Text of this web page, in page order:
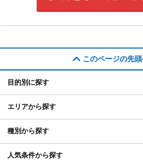
このページの先
目的別に探す
エリアから探す
種別から探す
人気条件から探す